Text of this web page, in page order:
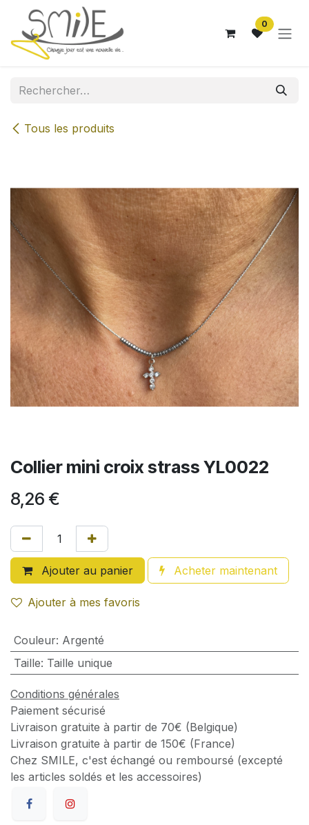
Se rendre au contenu
0
Tous les produits
Collier mini croix strass YL0022
8,26 €
Ajouter au panier Acheter maintenant
Ajouter à mes favoris
Couleur: Argenté
Taille: Taille unique
Conditions générales
Paiement sécurisé
Livraison gratuite à partir de 70€ (Belgique)
Livraison gratuite à partir de 150€ (France)
Chez SMILE, c'est échangé ou remboursé (excepté
les articles soldés et les accessoires)